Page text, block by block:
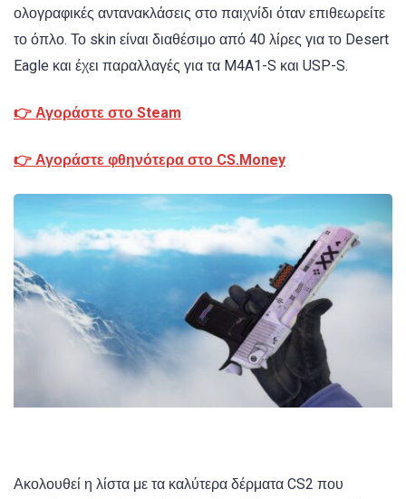
ολογραφικές αντανακλάσεις στο παιχνίδι όταν επιθεωρείτε
το όπλο. Το skin είναι διαθέσιμο από 40 λίρες για το Desert
Eagle και έχει παραλλαγές για τα M4A1-S και USP-S.
👉 Αγοράστε στο Steam
👉 Αγοράστε φθηνότερα στο CS.Money
Ακολουθεί η λίστα με τα καλύτερα δέρματα CS2 που